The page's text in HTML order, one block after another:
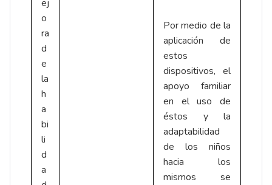
ej
o
ra
d
e
la
h
a
bi
li
d
a
Por medio de la
aplicación de
estos
dispositivos, el
apoyo familiar
en el uso de
éstos y la
adaptabilidad
de los niños
hacia los
mismos se